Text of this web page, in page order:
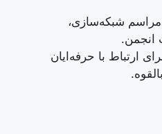
مراسم شبکه‌سازی،
انجمن.
ارتباط با حرفه‌ایان